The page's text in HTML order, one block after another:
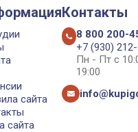
сайта
сайта
Контакты
8 800 200-
+7 (930)
Пн - Пт с
19:00